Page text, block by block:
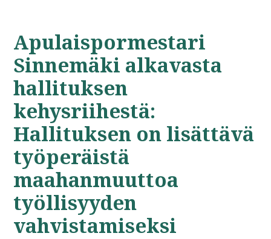
Apulaispormestari
Sinnemäki alkavasta
hallituksen
kehysriihestä:
Hallituksen on lisättävä
työperäistä
maahanmuuttoa
työllisyyden
vahvistamiseksi